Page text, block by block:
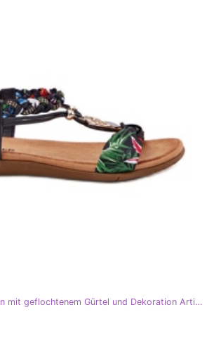
Flache Frauensandalen mit geflochtenem Gürtel und Dekoration Artiker 56C1318 Schwarz